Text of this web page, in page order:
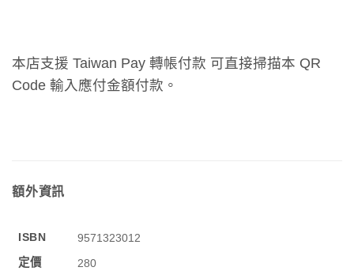
本店支援 Taiwan Pay 轉帳付款 可直接掃描本 QR
Code 輸入應付金額付款。
額外資訊
ISBN
9571323012
定價
280